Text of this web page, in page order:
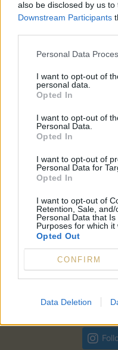
also be disclosed by us
Downstream Participants
Personal Data
I want to opt-out of
personal data.
Opted In
I want to opt-out of
Personal Data.
Opted In
I want to opt-out of
Personal Data for
Opted In
I want to opt-out of
Retention, Sale,
Personal Data that
Purposes for which it
Opted Out
CONFIRM
Data Deletion
Tisane « Nuit
7,50€